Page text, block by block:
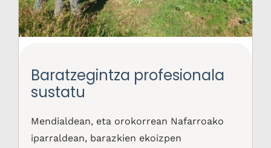
Baratzegintza profesionala
sustatu
Mendialdean, eta orokorrean Nafarroako
iparraldean, barazkien ekoizpen